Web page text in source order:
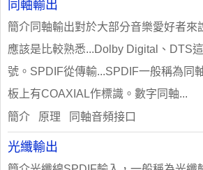
同軸輸出
簡介同軸輸出對於大部分音樂愛好者來
應該是比較熟悉...Dolby Digital、DTS
號。SPDIF從傳輸...SPDIF一般稱為同
板上有COAXIAL作標識。數字同軸...
簡介 原理 同軸音頻接口
光纖輸出